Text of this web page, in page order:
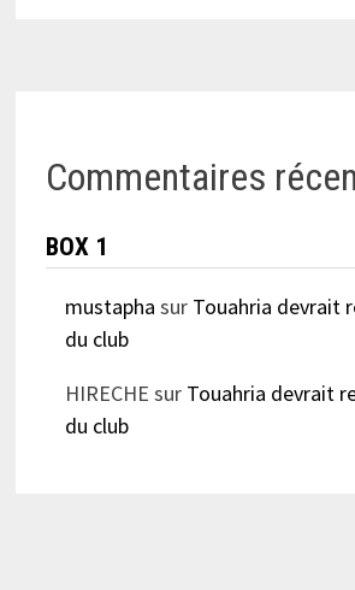
Commentaires
BOX 1
mustapha sur Touahria devrait
du club
HIRECHE sur Touahria devrait
du club